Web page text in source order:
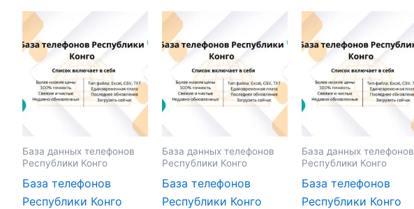
База данных телефонов
Республики Конго
База телефонов
Республики Конго
База данных телефонов
Республики Конго
База телефонов
Республики Конго
База данных телефонов
Республики Конго
База телефонов
Республики Конго